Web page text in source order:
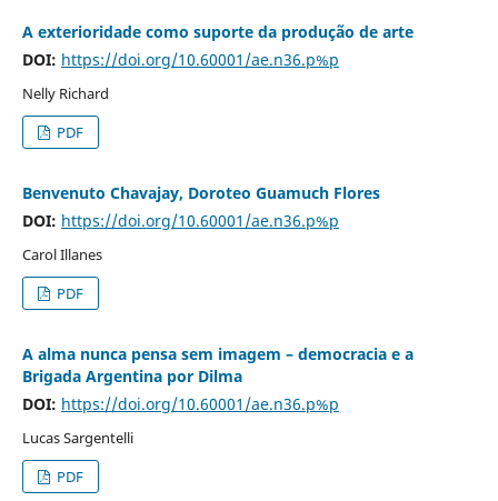
A exterioridade como suporte da produção de arte
DOI: https://doi.org/10.60001/ae.n36.p%p
Nelly Richard
PDF
Benvenuto Chavajay, Doroteo Guamuch Flores
DOI: https://doi.org/10.60001/ae.n36.p%p
Carol Illanes
PDF
A alma nunca pensa sem imagem – democracia e a
Brigada Argentina por Dilma
DOI: https://doi.org/10.60001/ae.n36.p%p
Lucas Sargentelli
PDF